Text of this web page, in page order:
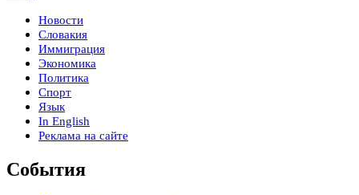
Новости
Словакия
Иммиграция
Экономика
Политика
Спорт
Язык
In English
Реклама на сайте
События